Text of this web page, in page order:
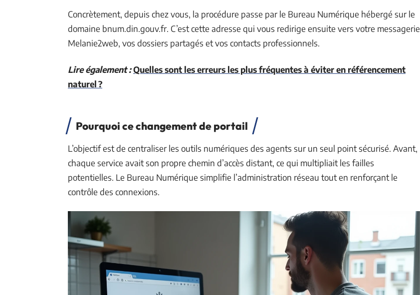
Concrètement, depuis chez vous, la procédure passe par le Bureau Numérique hébergé sur le
domaine bnum.din.gouv.fr. C’est cette adresse qui vous redirige ensuite vers votre messagerie
Melanie2web, vos dossiers partagés et vos contacts professionnels.
Lire également :Quelles sont les erreurs les plus fréquentes à éviter en référencement
naturel ?
Pourquoi ce changement de portail
L’objectif est de centraliser les outils numériques des agents sur un seul point sécurisé. Avant,
chaque service avait son propre chemin d’accès distant, ce qui multipliait les failles
potentielles. Le Bureau Numérique simplifie l’administration réseau tout en renforçant le
contrôle des connexions.